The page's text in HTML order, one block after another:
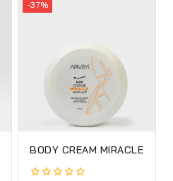
-37%
BODY CREAM MIRACLE